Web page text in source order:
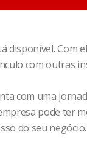
disponível. Com
com outras
com uma
pode ter
do seu negócio.